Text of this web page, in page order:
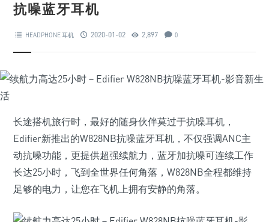
抗噪蓝牙耳机
HEADPHONE 耳机 2020-01-02 2,897 0
长途搭机旅行时，最好的随身伙伴莫过于抗噪耳机，
Edifier新推出的W828NB抗噪蓝牙耳机，不仅强调ANC主
动抗噪功能，更提供超强续航力，蓝牙加抗噪可连续工作
长达25小时，飞到全世界任何角落，W828NB全程都维持
足够的电力，让您在飞机上拥有安静的角落。